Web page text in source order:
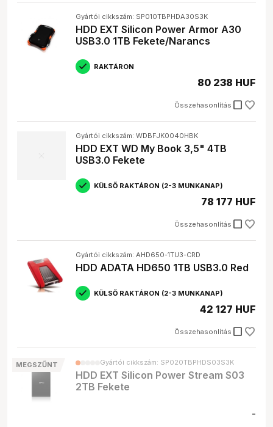
Gyártói cikkszám: SP010TBPHDA30S3K
HDD EXT Silicon Power Armor A30
USB3.0 1TB Fekete/Narancs
RAKTÁRON
Összehasonlítás check_box_outline_blank
80 238 HUF
Gyártói cikkszám: WDBFJK0040HBK
HDD EXT WD My Book 3,5" 4TB
USB3.0 Fekete
KÜLSŐ RAKTÁRON (2-3 MUNKANAP)
Összehasonlítás check_box_outline_blank
78 177 HUF
Gyártói cikkszám: AHD650-1TU3-CRD
HDD ADATA HD650 1TB USB3.0 Red
KÜLSŐ RAKTÁRON (2-3 MUNKANAP)
Összehasonlítás check_box_outline_blank
42 127 HUF
MEGSZŰNT Gyártói cikkszám: SP020TBPHDS03S3K
HDD EXT Silicon Power Stream S03
2TB Fekete
-